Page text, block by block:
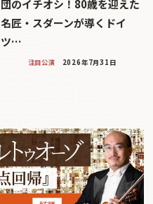
団のイチオシ！80歳を迎えた
名匠・スダーンが導くドイ
ツ…
注目公演 2026年7月31日